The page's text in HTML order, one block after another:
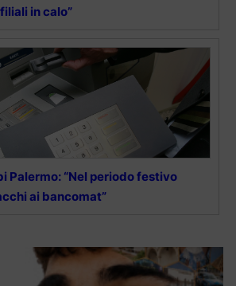
in calo”
Palermo: “Nel periodo festivo
ai bancomat”